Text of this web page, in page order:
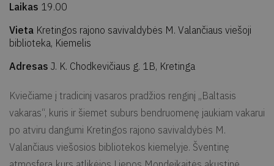
Laikas 19.00
Vieta Kretingos rajono savivaldybės M. Valančiaus viešoji
biblioteka, Kiemelis
Adresas J. K. Chodkevičiaus g. 1B, Kretinga
Kviečiame į tradicinį vasaros pradžios renginį „Baltasis
vakaras“, kuris ir šiemet suburs bendruomenę jaukiam vakarui
po atviru dangumi Kretingos rajono savivaldybės M.
Valančiaus viešosios bibliotekos kiemelyje. Šventinę